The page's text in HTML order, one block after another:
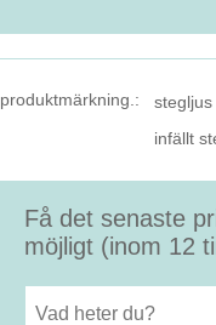
produktmärkning.: stegljus
infällt
Få det senaste
möjligt (inom 12